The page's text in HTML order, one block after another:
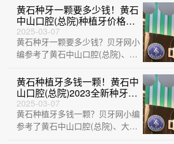
院(大冶观山···
黄石种牙一颗要多少钱！黄石
中山口腔(总院)种植牙价格表
更新，瑞士百丹特Biodente种
植牙：9079元起/颗！
2025-03-07
黄石种牙一颗要多少钱？贝牙网小
编参考了黄石中山口腔(总院)、湖
(延安路···
黄石种植牙多钱一颗！黄石中
山口腔(总院)2023全新种牙价
目表，德国费亚丹种植体：
7303元起/颗！
2025-03-07
黄石种植牙多钱一颗？贝牙网小编
参考了黄石中山口腔(总院)、大冶